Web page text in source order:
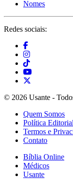
Nomes
Redes sociais:
© 2026 Usante -
Quem Somos
Política Editorial
Termos e
Contato
Bíblia Online
Médicos
Usante